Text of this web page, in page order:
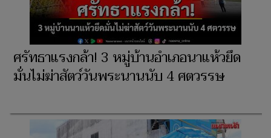
ศรัทธาแรงกล้า! 3 หมู่บ้านอำเภอนาแห้วยึด
มั่นไม่ฆ่าสัตว์วันพระนานนับ 4 ศตวรรษ